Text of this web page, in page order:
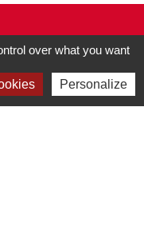
over what you want
Personalize